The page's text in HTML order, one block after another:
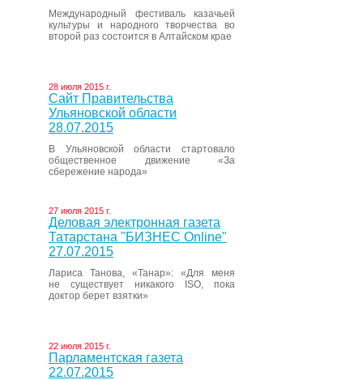
Международный фестиваль казачьей
культуры и народного творчества во
второй раз состоится в Алтайском крае
28 июля 2015 г.
Сайт Правительства
Ульяновской области
28.07.2015
В Ульяновской области стартовало
общественное движение «За
сбережение народа»
27 июля 2015 г.
Деловая электронная газета
Татарстана "БИЗНЕС Online"
27.07.2015
Лариса Танова, «Танар»: «Для меня
не существует никакого ISO, пока
доктор берет взятки»
22 июля 2015 г.
Парламентская газета
22.07.2015